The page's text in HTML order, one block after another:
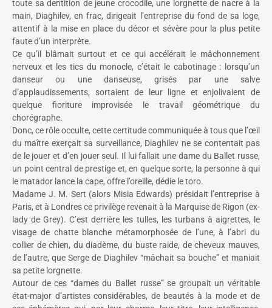
toute sa dentition de jeune crocodile, une lorgnette de nacre à la
main, Diaghilev, en frac, dirigeait l’entreprise du fond de sa loge,
attentif à la mise en place du décor et sévère pour la plus petite
faute d’un interprète.
Ce qu’il blâmait surtout et ce qui accélérait le mâchonnement
nerveux et les tics du monocle, c’était le cabotinage : lorsqu’un
danseur ou une danseuse, grisés par une salve
d’applaudissements, sortaient de leur ligne et enjolivaient de
quelque fioriture improvisée le travail géométrique du
chorégraphe.
Donc, ce rôle occulte, cette certitude communiquée à tous que l’œil
du maître exerçait sa surveillance, Diaghilev ne se contentait pas
de le jouer et d’en jouer seul. Il lui fallait une dame du Ballet russe,
un point central de prestige et, en quelque sorte, la personne à qui
le matador lance la cape, offre l’oreille, dédie le toro.
Madame J. M. Sert (alors Misia Edwards) présidait l’entreprise à
Paris, et à Londres ce privilège revenait à la Marquise de Rigon (ex-
lady de Grey). C’est derrière les tulles, les turbans à aigrettes, le
visage de chatte blanche métamorphosée de l’une, à l’abri du
collier de chien, du diadème, du buste raide, de cheveux mauves,
de l’autre, que Serge de Diaghilev “mâchait sa bouche” et maniait
sa petite lorgnette.
Autour de ces “dames du Ballet russe” se groupait un véritable
état-major d’artistes considérables, de beautés à la mode et de